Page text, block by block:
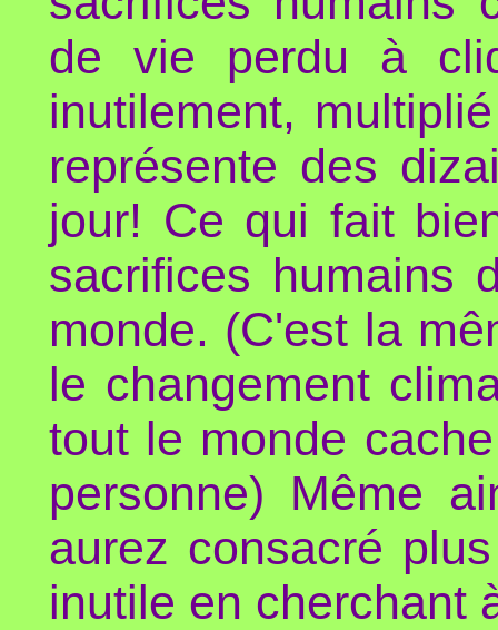
de vie perdu à
inutilement,
représente des
jour! Ce qui fait
sacrifices humains
monde. (C'est la
le changement
tout le monde
personne) Même
aurez consacré
inutile en cherchant